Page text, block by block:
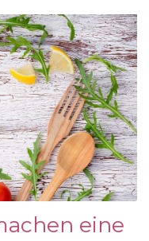
eine